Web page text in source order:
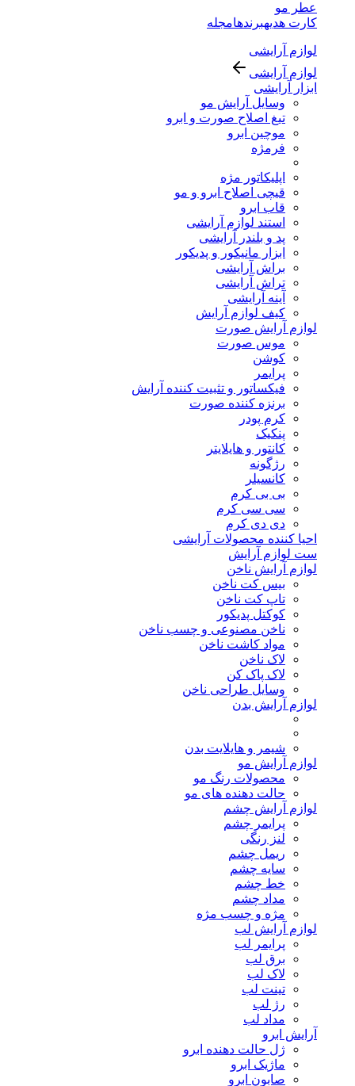
عطر مو
کارت هدیهبرندهامجله
لوازم آرایشی
لوازم آرایشی
ابزار آرایشی
وسایل آرایش مو
تیغ اصلاح صورت و ابرو
موچین ابرو
فرمژه
اپلیکاتور مژه
قیچی اصلاح ابرو و مو
قاب ابرو
استند لوازم آرایشی
پد و بلندر آرایشی
ابزار مانیکور و پدیکور
براش آرایشی
تراش آرایشی
آینه آرایشی
کیف لوازم آرایش
لوازم آرایش صورت
موس صورت
کوشن
پرایمر
فیکساتور و تثبیت کننده آرایش
برنزه کننده صورت
کرم پودر
پنکیک
کانتور و هایلایتر
رژگونه
کانسیلر
بی بی کرم
سی سی کرم
دی دی کرم
احیا کننده محصولات آرایشی
ست لوازم آرایش
لوازم آرایش ناخن
بیس کت ناخن
تاپ کت ناخن
کوکتل پدیکور
ناخن مصنوعی و چسب ناخن
مواد کاشت ناخن
لاک ناخن
لاک پاک کن
وسایل طراحی ناخن
لوازم آرایش بدن
شیمر و هایلایت بدن
لوازم آرایش مو
محصولات رنگ مو
حالت دهنده های مو
لوازم آرایش چشم
پرایمر چشم
لنز رنگی
ریمل چشم
سایه چشم
خط چشم
مداد چشم
مژه و چسب مژه
لوازم آرایش لب
پرایمر لب
برق لب
لاک لب
تینت لب
رژ لب
مداد لب
آرایش ابرو
ژل حالت دهنده ابرو
ماژیک ابرو
صابون ابرو